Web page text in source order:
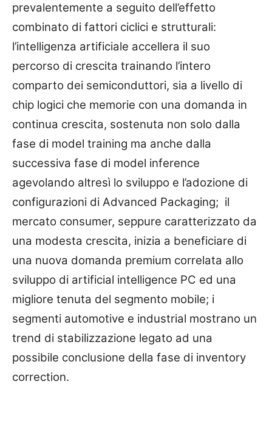
prevalentemente a seguito dell’effetto
combinato di fattori ciclici e strutturali:
l’intelligenza artificiale accellera il suo
percorso di crescita trainando l’intero
comparto dei semiconduttori, sia a livello di
chip logici che memorie con una domanda in
continua crescita, sostenuta non solo dalla
fase di model training ma anche dalla
successiva fase di model inference
agevolando altresì lo sviluppo e l’adozione di
configurazioni di Advanced Packaging; il
mercato consumer, seppure caratterizzato da
una modesta crescita, inizia a beneficiare di
una nuova domanda premium correlata allo
sviluppo di artificial intelligence PC ed una
migliore tenuta del segmento mobile; i
segmenti automotive e industrial mostrano un
trend di stabilizzazione legato ad una
possibile conclusione della fase di inventory
correction.